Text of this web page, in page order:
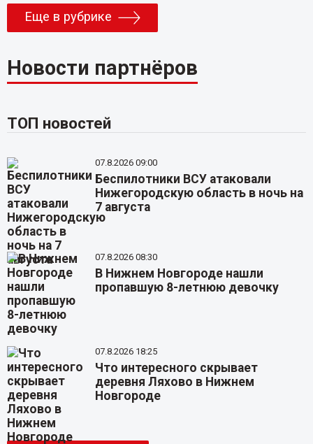
Еще в рубрике
Новости партнёров
ТОП новостей
07.8.2026 09:00
Беспилотники ВСУ атаковали
Нижегородскую область в ночь на
7 августа
07.8.2026 08:30
В Нижнем Новгороде нашли
пропавшую 8-летнюю девочку
07.8.2026 18:25
Что интересного скрывает
деревня Ляхово в Нижнем
Новгороде